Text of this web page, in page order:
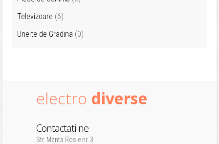
Televizoare (6)
Unelte de Gradina (0)
electro diverse
Contactati-ne
Str. Manta Rosie nr. 3